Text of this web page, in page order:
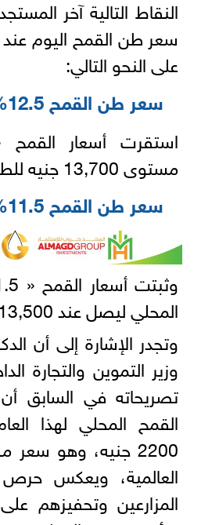
النقاط التالية آخر
سعر طن القمح اليوم عند
على النحو التالي:
سعر طن القمح 12.5%
مستوى 13,700 جنيه للطن خلال التعاملات.
سعر طن القمح 11.5%
المحلي ليصل عند 13,500 جنيه للطن.
وتجدر الإشارة إلى أن
وزير التموين والتجارة
تصريحاته في السابق
القمح المحلي لهذا
2200 جنيه، وهو سعر
العالمية، ويعكس
المزارعين وتحفيزهم